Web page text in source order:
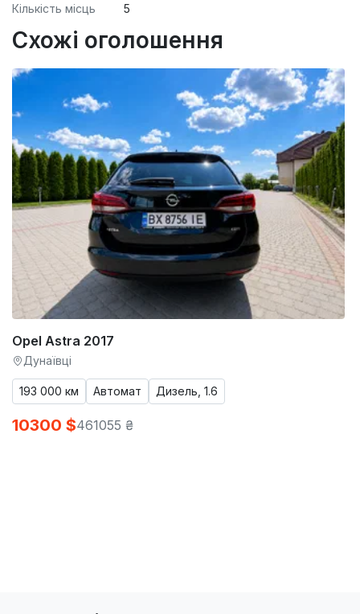
Кількість місць 5
Схожі оголошення
Opel Astra 2017
Дунаївці
193 000 км Автомат Дизель, 1.6
10300 $461055 ₴